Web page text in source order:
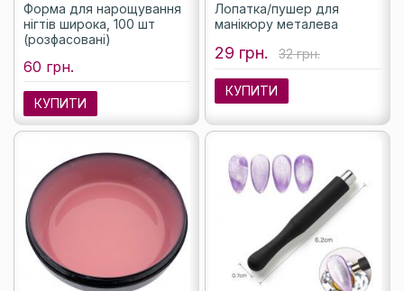
Форма для нарощування
нігтів широка, 100 шт
(розфасовані)
60 грн.
КУПИТИ
Лопатка/пушер для
манікюру металева
29 грн. 32 грн.
КУПИТИ